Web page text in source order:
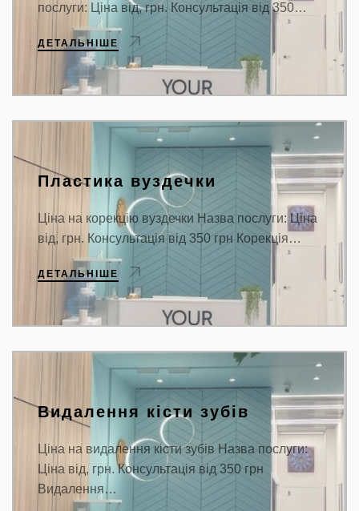
послуги: Ціна від, грн. Консультація від 350…
ДЕТАЛЬНІШЕ
Пластика вуздечки
Ціна на корекцію вуздечки Назва послуги: Ціна
від, грн. Консультація від 350 грн Корекція…
ДЕТАЛЬНІШЕ
Видалення кісти зубів
Ціна на видалення кісти зубів Назва послуги:
Ціна від, грн. Консультація від 350 грн
Видалення…